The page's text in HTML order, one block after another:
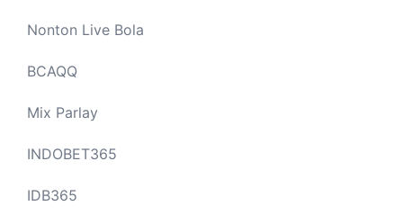
Nonton Live Bola
BCAQQ
Mix Parlay
INDOBET365
IDB365